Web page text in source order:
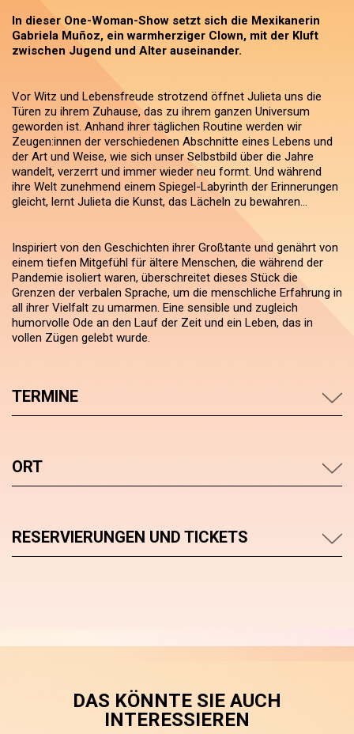
In dieser One-Woman-Show setzt sich die Mexikanerin
Gabriela Muñoz, ein warmherziger Clown, mit der Kluft
zwischen Jugend und Alter auseinander.
Vor Witz und Lebensfreude strotzend öffnet Julieta uns die
Türen zu ihrem Zuhause, das zu ihrem ganzen Universum
geworden ist. Anhand ihrer täglichen Routine werden wir
Zeugen:innen der verschiedenen Abschnitte eines Lebens und
der Art und Weise, wie sich unser Selbstbild über die Jahre
wandelt, verzerrt und immer wieder neu formt. Und während
ihre Welt zunehmend einem Spiegel-Labyrinth der Erinnerungen
gleicht, lernt Julieta die Kunst, das Lächeln zu bewahren…
Inspiriert von den Geschichten ihrer Großtante und genährt von
einem tiefen Mitgefühl für ältere Menschen, die während der
Pandemie isoliert waren, überschreitet dieses Stück die
Grenzen der verbalen Sprache, um die menschliche Erfahrung in
all ihrer Vielfalt zu umarmen. Eine sensible und zugleich
humorvolle Ode an den Lauf der Zeit und ein Leben, das in
vollen Zügen gelebt wurde.
TERMINE
ORT
RESERVIERUNGEN UND TICKETS
DAS KÖNNTE SIE AUCH
INTERESSIEREN